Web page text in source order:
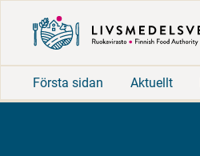
Första sidan Aktuellt